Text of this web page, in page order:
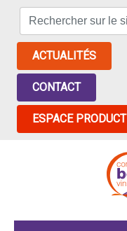
ACTUALITÉS
CONTACT
ESPACE